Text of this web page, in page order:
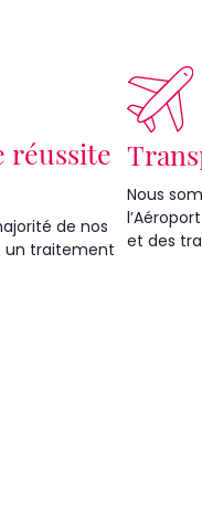
réussite
de nos
un traitement
Nous
et des